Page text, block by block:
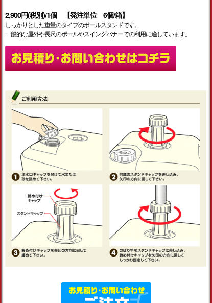
2,900円(税別)/1個 【発注単位 6個/箱】
しっかりとした重量のタイプのポールスタンドです。
一般的な屋外や長尺のポールやスイングバナーでの利用に適しています。